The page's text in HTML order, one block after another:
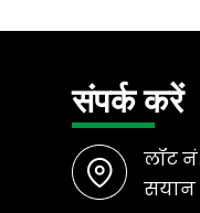
संपर्क करें
लॉट
सयान